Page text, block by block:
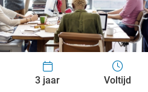
3 jaar Voltijd